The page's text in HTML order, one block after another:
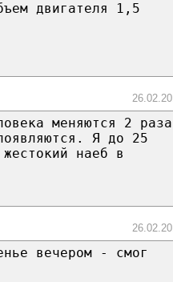
двигателя 1,5
меняются 2 раза
Я до 25
наеб в
вечером - смог